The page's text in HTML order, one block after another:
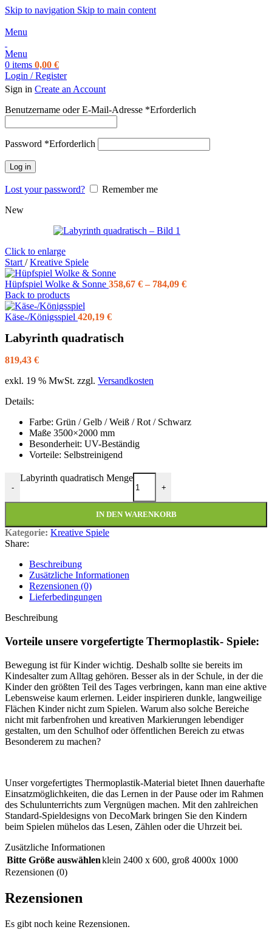
Skip to navigation Skip to main content
Menu
Menu
0 items 0,00 €
Login / Register
Sign in Create an Account
Benutzername oder E-Mail-Adresse *Erforderlich
Password *Erforderlich
Log in
Lost your password?
Remember me
New
Click to enlarge
Start / Kreative Spiele
Hüpfspiel Wolke & Sonne 358,67 €– 784,09 €
Back to products
Käse-/Königsspiel 420,19 €
Labyrinth quadratisch
819,43 €
exkl. 19 % MwSt. zzgl. Versandkosten
Details:
Farbe: Grün / Gelb / Weiß / Rot / Schwarz
Maße 3500×2000 mm
Besonderheit: UV-Beständig
Vorteile: Selbstreinigend
-
Labyrinth quadratisch Menge
+
IN DEN WARENKORB
Kategorie: Kreative Spiele
Share:
Beschreibung
Zusätzliche Informationen
Rezensionen (0)
Lieferbedingungen
Beschreibung
Vorteile unsere vorgefertigte Thermoplastik- Spiele:
Bewegung ist für Kinder wichtig. Deshalb sollte sie bereits im
Kindesalter zum Alltag gehören. Besser als in der Schule, in der die
Kinder den größten Teil des Tages verbringen, kann man eine aktive
Lebensweise kaum erlernen. Leider inspirieren dunkle, langweilige
Flächen Kinder nicht zum Spielen. Warum also solche Bereiche
nicht mit farbenfrohen und kreativen Markierungen lebendiger
gestalten, um den Schulhof oder öffentlichen Bereich zu etwas
Besonderem zu machen?
Unser vorgefertigtes Thermoplastik-Material bietet Ihnen dauerhafte
Einsatzmöglichkeiten, die das Lernen in der Pause oder im Rahmen
des Schulunterrichts zum Vergnügen machen. Mit den zahlreichen
Standard-Spieldesigns von DecoMark bringen Sie den Kindern
beim Spielen mühelos das Lesen, Zählen oder die Uhrzeit bei.
Zusätzliche Informationen
Bitte Größe auswählenklein 2400 x 600, groß 4000x 1000
Rezensionen (0)
Rezensionen
Es gibt noch keine Rezensionen.